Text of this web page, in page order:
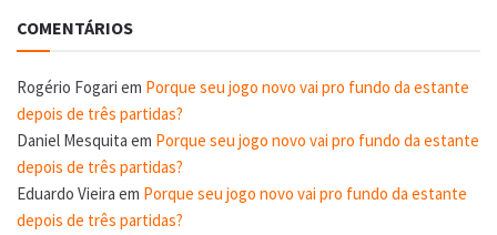
COMENTÁRIOS
Rogério Fogari em Porque seu jogo novo vai pro fundo da estante
depois de três partidas?
Daniel Mesquita em Porque seu jogo novo vai pro fundo da estante
depois de três partidas?
Eduardo Vieira em Porque seu jogo novo vai pro fundo da estante
depois de três partidas?